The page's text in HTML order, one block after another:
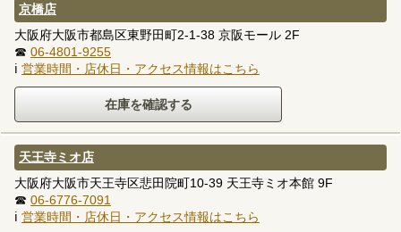
京橋店
大阪府大阪市都島区東野田町2-1-38 京阪モール 2F
☎ 06-4801-9255
ℹ 営業時間・店休日・アクセス情報はこちら
天王寺ミオ店
大阪府大阪市天王寺区悲田院町10-39 天王寺ミオ本館 9F
☎ 06-6776-7091
ℹ 営業時間・店休日・アクセス情報はこちら